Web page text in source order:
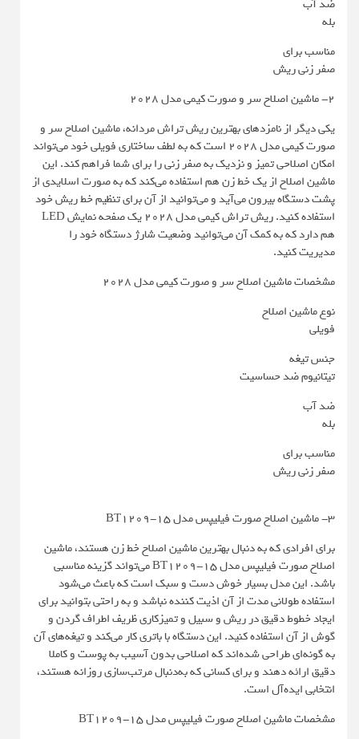
ضد آب
بله
مناسب برای
صفر زنی ریش
2- ماشین اصلاح سر و صورت کیمی مدل 2028
یکی دیگر از نامزدهای بهترین ریش تراش مردانه، ماشین اصلاح سر و
صورت کیمی مدل 2028 است که به لطف ساختاری فویلی خود می‌تواند
امکان اصلاحی تمیز و نزدیک به صفر زنی را برای شما فراهم کند. این
ماشین اصلاح از یک خط زن هم استفاده می‌کند که به صورت اسلایدی از
پشت دستگاه بیرون می‌آید و می‌توانید از آن برای تنظیم خط ریش خود
استفاده کنید. ریش تراش کیمی مدل 2028 یک صفحه نمایش LED
هم دارد که به کمک آن می‌توانید وضعیت شارژ دستگاه خود را
مدیریت کنید.
مشخصات ماشین اصلاح سر و صورت کیمی مدل 2028
نوع ماشین اصلاح
فویلی
جنس تیغه
تیتانیوم ضد حساسیت
ضد آب
بله
مناسب برای
صفر زنی ریش
3- ماشین اصلاح صورت فیلیپس مدل BT1209-15
برای افرادی که به دنبال بهترین ماشین اصلاح خط زن هستند، ماشین
اصلاح صورت فیلیپس مدل BT1209-15 می‌تواند گزینه مناسبی
باشد. این مدل بسیار خوش دست و سبک است که باعث می‌شود
استفاده طولانی مدت از آن اذیت کننده نباشد و به راحتی بتوانید برای
ایجاد خطوط دقیق در ریش و سبیل و تمیزکاری ظریف اطراف گردن و
گوش از آن استفاده کنید. این دستگاه با باتری کار می‌کند و تیغه‌های آن
به گونه‌ای طراحی شده‌اند که اصلاحی بدون آسیب به پوست و کاملا
دقیق ارائه دهند و برای کسانی که به‌دنبال مرتب‌سازی روزانه هستند،
انتخابی ایده‌آل است.
مشخصات ماشین اصلاح صورت فیلیپس مدل BT1209-15